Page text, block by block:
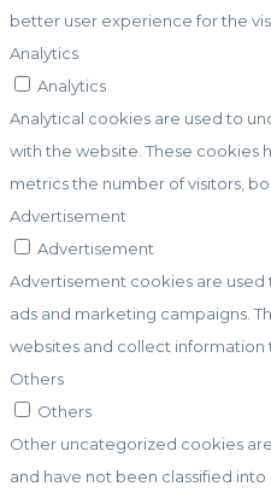
better user experience for the
Analytics
Analytics
Analytical cookies are used to
with the website. These cookies
metrics the number of visitors,
Advertisement
Advertisement
Advertisement cookies are
ads and marketing campaigns.
websites and collect
Others
Others
Other uncategorized cookies
and have not been classified into